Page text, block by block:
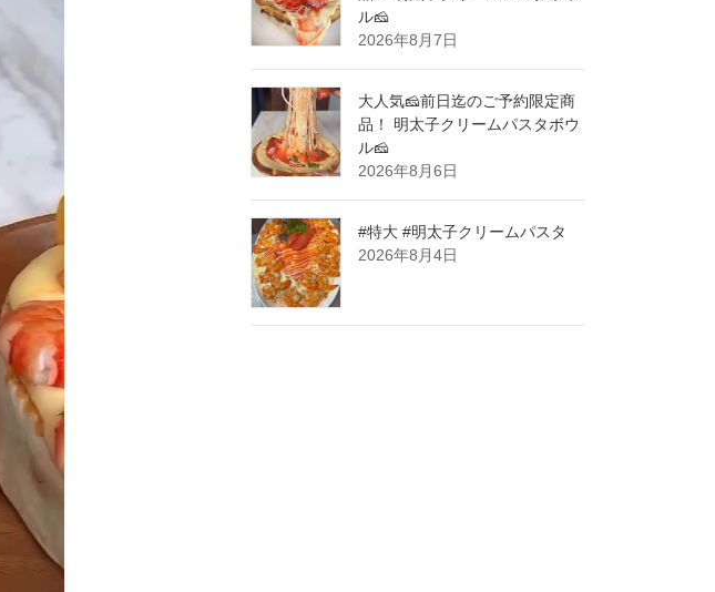
ル🧀
2026年8月7日
大人気🧀前日迄のご予約限定商
品！ 明太子クリームパスタボウ
ル🧀
2026年8月6日
#特大 #明太子クリームパスタ
2026年8月4日